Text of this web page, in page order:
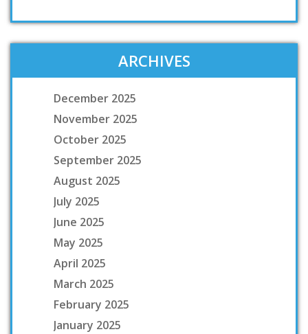
ARCHIVES
December 2025
November 2025
October 2025
September 2025
August 2025
July 2025
June 2025
May 2025
April 2025
March 2025
February 2025
January 2025